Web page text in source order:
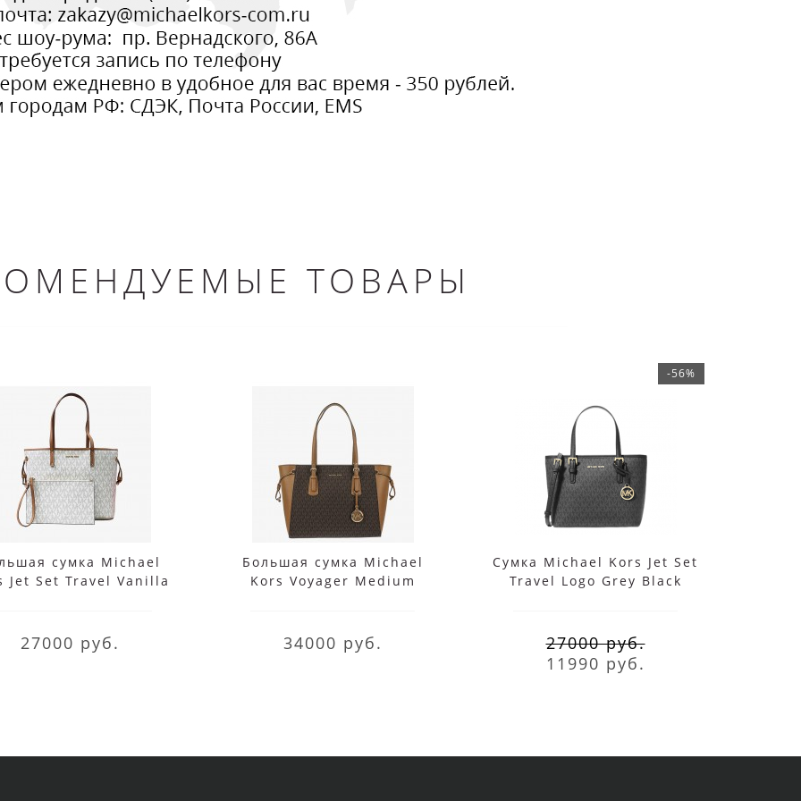
ТОВАРЫ
сумка Michael
Jet Set Travel Vanilla
27000 руб.
Большая сумка Michael
Kors Voyager Medium
34000 руб.
-56%
Cумка Michael Kors Jet Set
Travel Logo Grey Black
27000 руб.
11990 руб.